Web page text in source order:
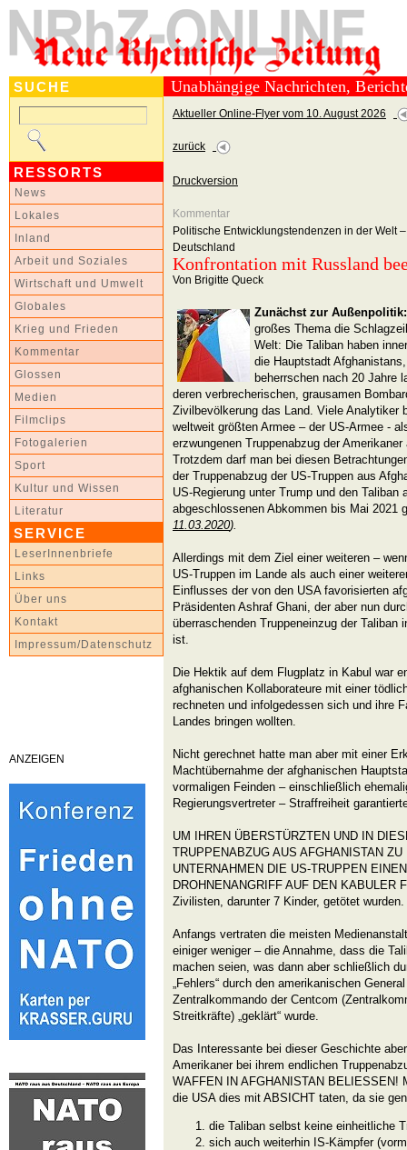
SUCHE
RESSORTS
News
Lokales
Inland
Arbeit und Soziales
Wirtschaft und Umwelt
Globales
Krieg und Frieden
Kommentar
Glossen
Medien
Filmclips
Fotogalerien
Sport
Kultur und Wissen
Literatur
SERVICE
LeserInnenbriefe
Links
Über uns
Kontakt
Impressum/Datenschutz
ANZEIGEN
Unabhängige Nachrichten,
Aktueller Online-Flyer vom 10. August 2026
zurück
Druckversion
Kommentar
Politische Entwicklungstendenzen in der Welt
Deutschland
Konfrontation mit Russland
Von Brigitte Queck
Zunächst zur Außenpolitik:
großes Thema die
Welt: Die Taliban haben
die Hauptstadt
beherrschen nach 20 Jahre
deren verbrecherischen, grausamen
Zivilbevölkerung das Land. Viele Analytiker
weltweit größten Armee – der US-Armee -
erzwungenen Truppenabzug der
Trotzdem darf man bei diesen
der Truppenabzug der US-Truppen aus
US-Regierung unter Trump und den Taliban
abgeschlossenen Abkommen bis Mai 2021
11.03.2020).
Allerdings mit dem Ziel einer weiteren –
US-Truppen im Lande als auch einer
Einflusses der von den USA favorisierten
Präsidenten Ashraf Ghani, der aber nun
überraschenden Truppeneinzug der Taliban
ist.
Die Hektik auf dem Flugplatz in Kabul war
afghanischen Kollaborateure mit einer
rechneten und infolgedessen sich und ihre
Landes bringen wollten.
Nicht gerechnet hatte man aber mit einer
Machtübernahme der afghanischen
vormaligen Feinden – einschließlich
Regierungsvertreter – Straffreiheit
UM IHREN ÜBERSTÜRZTEN UND IN
TRUPPENABZUG AUS AFGHANISTAN
UNTERNAHMEN DIE US-TRUPPEN
DROHNENANGRIFF AUF DEN KABULER
Zivilisten, darunter 7 Kinder, getötet wurden.
Anfangs vertraten die meisten
einiger weniger – die Annahme, dass die
machen seien, was dann aber schließlich
„Fehlers“ durch den amerikanischen
Zentralkommando der Centcom
Streitkräfte) „geklärt“ wurde.
Das Interessante bei dieser Geschichte
Amerikaner bei ihrem endlichen
WAFFEN IN AFGHANISTAN BELIESSEN!
die USA dies mit ABSICHT taten, da sie
die Taliban selbst keine einheitliche
sich auch weiterhin IS-Kämpfer